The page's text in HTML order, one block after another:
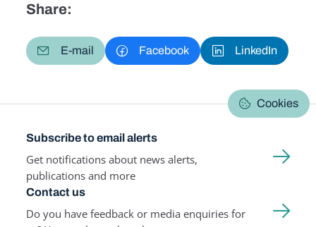
Share:
E-mail Facebook LinkedIn
Cookies
Subscribe to email alerts
Get notifications about news alerts,
publications and more
Contact us
Do you have feedback or media enquiries for